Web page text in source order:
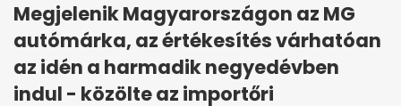
Megjelenik Magyarországon az MG
autómárka, az értékesítés várhatóan
az idén a harmadik negyedévben
indul - közölte az importőri